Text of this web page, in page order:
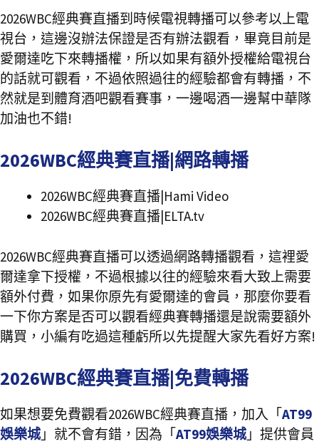
2026WBC經典賽直播到時候電視轉播可以參考以上電
視台，這邊沒辦法保證是否有辦法觀看，畢竟目前是
愛爾達吃下來轉播權，所以如果有額外授權給電視台
的話就可觀看，不過依照過往的經驗都會有轉播，不
然就是到體育酒吧觀看賽事，一邊喝酒一邊幫中華隊
加油也不錯!
2026WBC經典賽直播|網路轉播
2026WBC經典賽直播|Hami Video
2026WBC經典賽直播|ELTA.tv
2026WBC經典賽直播可以透過網路轉播觀看，這裡愛
爾達拿下授權，不過根據以往的經驗來看大致上需要
額外付費，如果你原先有愛爾達的會員，那麼你要看
一下你方案是否可以觀看經典賽轉播還是說需要額外
購買，小編有吃過這種虧所以先提醒大家先看好方案!
2026WBC經典賽直播|免費轉播
如果想要免費觀看2026WBC經典賽直播，加入「AT99
娛樂城」就不會有錯，因為「AT99娛樂城」提供會員